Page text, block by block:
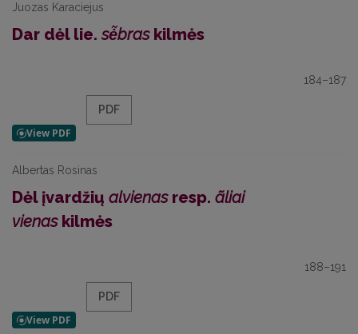
Juozas Karaciejus
Dar dėl lie.sė̃braskilmės
184–187
PDF
Albertas Rosinas
Dėl įvardžių alvienasresp. ãliai
vienaskilmės
188–191
PDF